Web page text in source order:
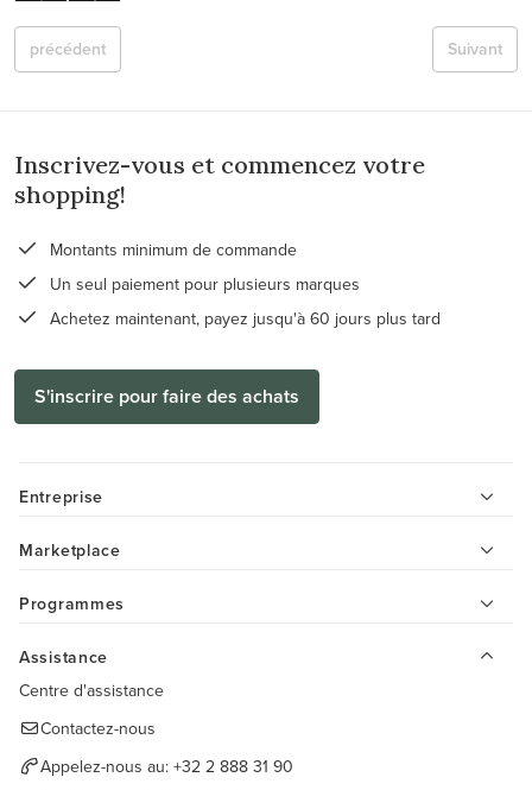
Suivant
précédent
Inscrivez-vous et commencez votre
shopping!
Montants minimum de commande
Un seul paiement pour plusieurs marques
Achetez maintenant, payez jusqu'à 60 jours plus tard
S'inscrire pour faire des achats
Entreprise
Marketplace
Programmes
Assistance
Centre d'assistance
Contactez-nous
Appelez-nous au: +32 2 888 31 90